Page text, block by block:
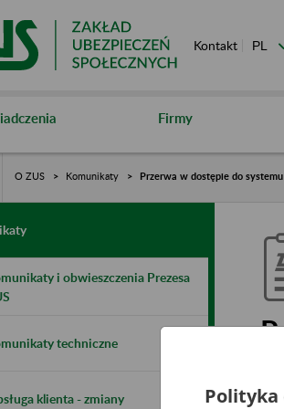
Kontakt
Firmy
O ZUS Komunikaty Przerwa w dostępie do
i obwieszczenia Prezesa
techniczne
klienta - zmiany Polityka